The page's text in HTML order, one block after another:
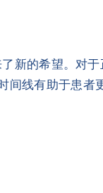
新的希望。对于
间线有助于患者